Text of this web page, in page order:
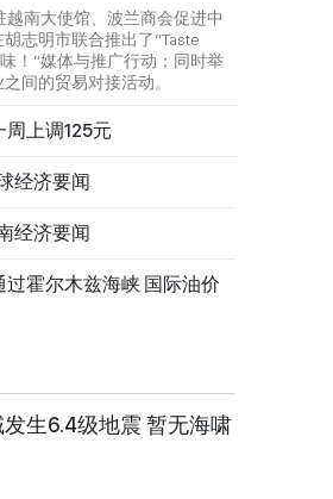
越南大使馆、波兰商会促进中
志明市联合推出了“Taste
！”媒体与推广行动；同时举
间的贸易对接活动。
上调125元
经济要闻
经济要闻
霍尔木兹海峡 国际油价
生6.4级地震 暂无海啸